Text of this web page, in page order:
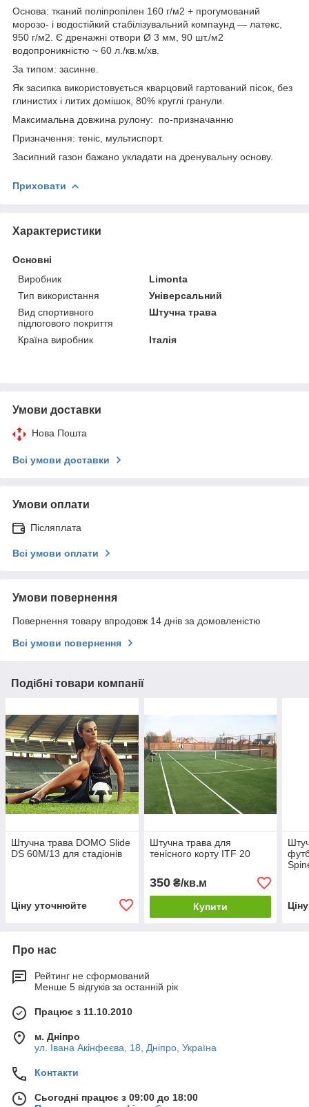
Основа: тканий поліпропілен 160 г/м2 + прогумований
морозо- і водостійкий стабілізувальний компаунд — латекс,
950 г/м2. Є дренажні отвори Ø 3 мм, 90 шт./м2
водопроникністю ~ 60 л./кв.м/хв.
За типом: засинне.
Як засипка використовується кварцовий гартований пісок, без
глинистих і литих домішок, 80% круглі гранули.
Максимальна довжина рулону: по-призначанню
Призначення: теніс, мультиспорт.
Засипний газон бажано укладати на дренувальну основу.
Приховати
Характеристики
Основні
Виробник
Limonta
Тип використання
Універсальний
Вид спортивного
підлогового покриття
Штучна трава
Країна виробник Італія
Умови доставки
Нова Пошта
Всі умови доставки
Умови оплати
Післяплата
Всі умови оплати
Умови повернення
Повернення товару впродовж 14 днів за домовленістю
Всі умови повернення
Подібні товари компанії
Штучна трава DOMO Slide
DS 60M/13 для стадіонів
Ціну уточнюйте
Штучна трава для
тенісного корту ITF 20
350₴/кв.м
Купити
Про нас
Рейтинг не сформований
Менше 5 відгуків за останній рік
Працює з 11.10.2010
м. Дніпро
ул. Івана Акінфеєва, 18, Дніпро, Україна
Контакти
Сьогодні працює з 09:00 до 18:00